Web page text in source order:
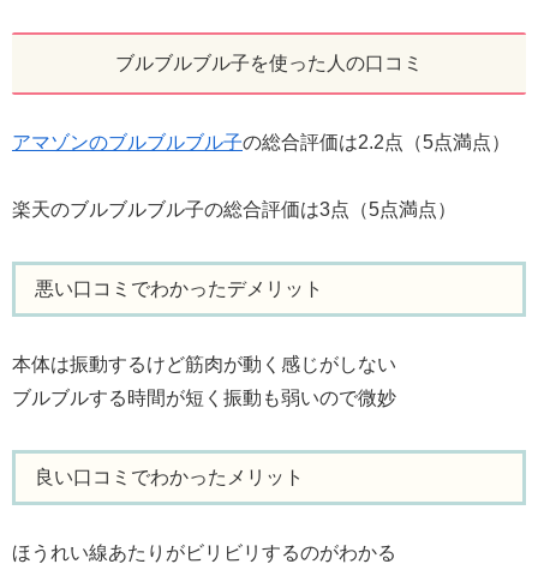
ブルブルブル子を使った人の口コミ
アマゾンのブルブルブル子の総合評価は2.2点（5点満点）
楽天のブルブルブル子の総合評価は3点（5点満点）
悪い口コミでわかったデメリット
本体は振動するけど筋肉が動く感じがしない
ブルブルする時間が短く振動も弱いので微妙
良い口コミでわかったメリット
ほうれい線あたりがビリビリするのがわかる